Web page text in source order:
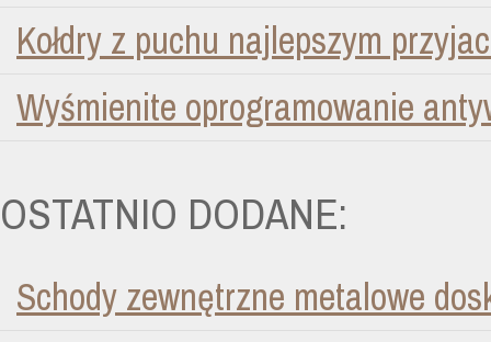
Kołdry z puchu najlepszym
Wyśmienite oprogramowanie
OSTATNIO DODANE:
Schody zewnętrzne metalowe